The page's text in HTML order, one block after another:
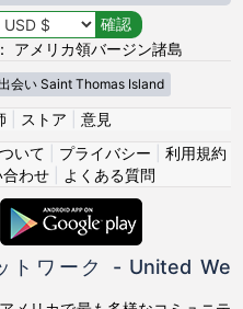
アメリカ領バージン諸島
会い Saint Thomas Island
ストア
意見
いて プライバシー
利用規約
わせ| よくある質問
トワーク - United We